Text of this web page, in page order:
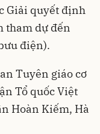
Giải quyết định
tham dự đến
điện).
Tuyên giáo cơ
Tổ quốc Việt
Hoàn Kiếm, Hà